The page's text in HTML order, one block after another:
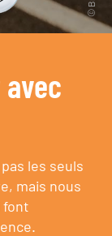
les seuls
mais nous
font